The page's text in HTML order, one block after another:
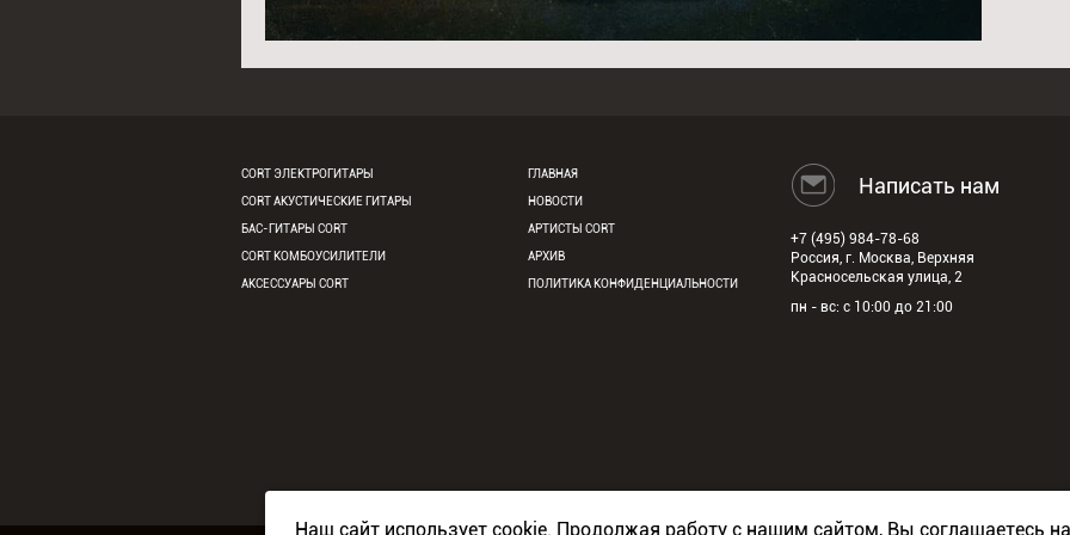
CORT ЭЛЕКТРОГИТАРЫ
CORT АКУСТИЧЕСКИЕ ГИТАРЫ
БАС-ГИТАРЫ CORT
CORT КОМБОУСИЛИТЕЛИ
АКСЕССУАРЫ CORT
ГЛАВНАЯ
НОВОСТИ
АРТИСТЫ CORT
АРХИВ
ПОЛИТИКА КОНФИДЕНЦИАЛЬНОСТИ
Написать нам
+7 (495) 984-78-68
Россия, г. Москва, Верхняя
Красносельская улица, 2
пн - вс: с 10:00 до 21:00
Наш сайт использует cookie. Продолжая работу с нашим сайтом, Вы соглашаетесь